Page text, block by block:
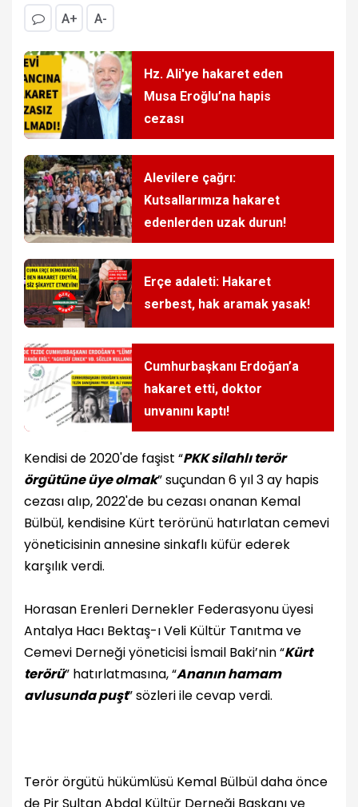
A+ A-
Hz. Ali'ye hakaret eden
Musa Eroğlu’na hapis
cezası
Alevilere çağrı:
Kutsallarımıza hakaret
edenlerden uzak durun!
Erçe adaleti: Hakaret
serbest, hak aramak yasak!
Cumhurbaşkanı Erdoğan’a
hakaret etti, doktor
unvanını kaptı!
Kendisi de 2020'de faşist “PKK silahlı terör
örgütüne üye olmak” suçundan 6 yıl 3 ay hapis
cezası alıp, 2022'de bu cezası onanan Kemal
Bülbül, kendisine Kürt terörünü hatırlatan cemevi
yöneticisinin annesine sinkaflı küfür ederek
karşılık verdi.
Horasan Erenleri Dernekler Federasyonu üyesi
Antalya Hacı Bektaş-ı Veli Kültür Tanıtma ve
Cemevi Derneği yöneticisi İsmail Baki’nin “Kürt
terörü” hatırlatmasına, “Ananın hamam
avlusunda puşt” sözleri ile cevap verdi.
Terör örgütü hükümlüsü Kemal Bülbül daha önce